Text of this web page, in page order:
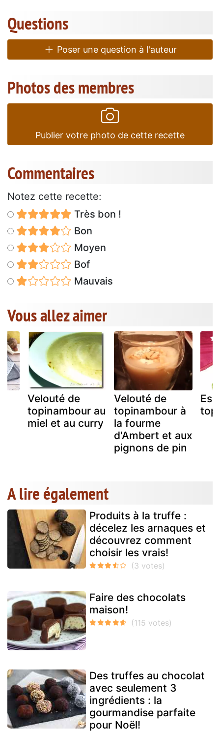
Questions
Poser une question à l'auteur
Photos des membres
Publier votre photo de cette recette
Commentaires
Notez cette recette:
Très bon !
Bon
Moyen
Bof
Mauvais
Vous allez aimer
Velouté de
topinambour au
miel et au curry
Velouté de
topinambour à
la fourme
d'Ambert et aux
pignons de pin
A lire également
Produits à la truffe :
décelez les arnaques et
découvrez comment
choisir les vrais!
Faire des chocolats
maison!
Des truffes au chocolat
avec seulement 3
ingrédients : la
gourmandise parfaite
pour Noël!